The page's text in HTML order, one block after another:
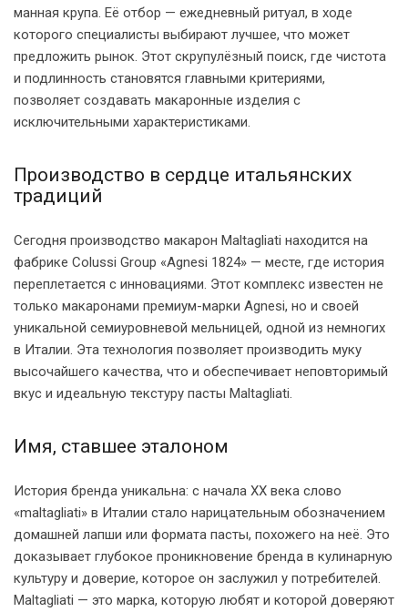
манная крупа. Её отбор — ежедневный ритуал, в ходе
которого специалисты выбирают лучшее, что может
предложить рынок. Этот скрупулёзный поиск, где чистота
и подлинность становятся главными критериями,
позволяет создавать макаронные изделия с
исключительными характеристиками.
Производство в сердце итальянских
традиций
Сегодня производство макарон Maltagliati находится на
фабрике Colussi Group «Agnesi 1824» — месте, где история
переплетается с инновациями. Этот комплекс известен не
только макаронами премиум-марки Agnesi, но и своей
уникальной семиуровневой мельницей, одной из немногих
в Италии. Эта технология позволяет производить муку
высочайшего качества, что и обеспечивает неповторимый
вкус и идеальную текстуру пасты Maltagliati.
Имя, ставшее эталоном
История бренда уникальна: с начала XX века слово
«maltagliati» в Италии стало нарицательным обозначением
домашней лапши или формата пасты, похожего на неё. Это
доказывает глубокое проникновение бренда в кулинарную
культуру и доверие, которое он заслужил у потребителей.
Maltagliati — это марка, которую любят и которой доверяют